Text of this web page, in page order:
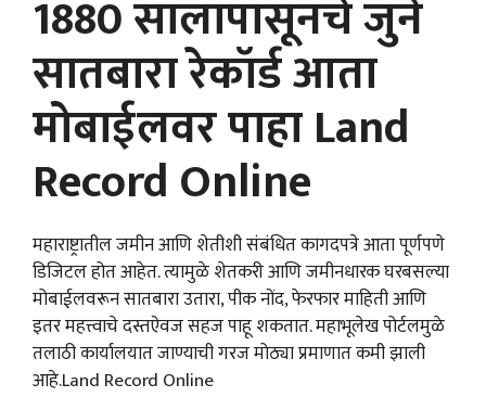
1880 सालापासूनचे जुने
सातबारा रेकॉर्ड आता
मोबाईलवर पाहा Land
Record Online
महाराष्ट्रातील जमीन आणि शेतीशी संबंधित कागदपत्रे आता पूर्णपणे
डिजिटल होत आहेत. त्यामुळे शेतकरी आणि जमीनधारक घरबसल्या
मोबाईलवरून सातबारा उतारा, पीक नोंद, फेरफार माहिती आणि
इतर महत्त्वाचे दस्तऐवज सहज पाहू शकतात. महाभूलेख पोर्टलमुळे
तलाठी कार्यालयात जाण्याची गरज मोठ्या प्रमाणात कमी झाली
आहे.Land Record Online